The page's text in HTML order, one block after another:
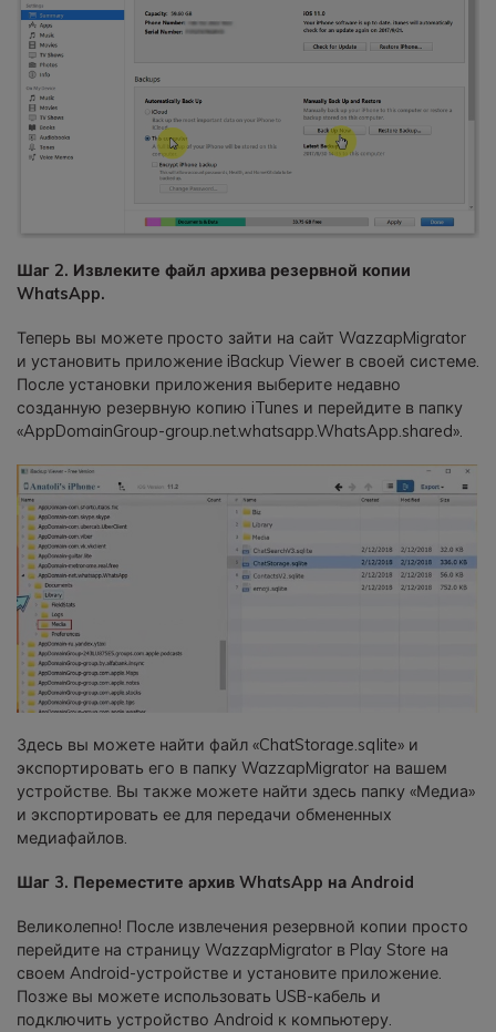
Шаг 2. Извлеките файл архива резервной копии
WhatsApp.
Теперь вы можете просто зайти на сайт WazzapMigrator
и установить приложение iBackup Viewer в своей системе.
После установки приложения выберите недавно
созданную резервную копию iTunes и перейдите в папку
«AppDomainGroup-group.net.whatsapp.WhatsApp.shared».
Здесь вы можете найти файл «ChatStorage.sqlite» и
экспортировать его в папку WazzapMigrator на вашем
устройстве. Вы также можете найти здесь папку «Медиа»
и экспортировать ее для передачи обмененных
медиафайлов.
Шаг 3. Переместите архив WhatsApp на Android
Великолепно! После извлечения резервной копии просто
перейдите на страницу WazzapMigrator в Play Store на
своем Android-устройстве и установите приложение.
Позже вы можете использовать USB-кабель и
подключить устройство Android к компьютеру.